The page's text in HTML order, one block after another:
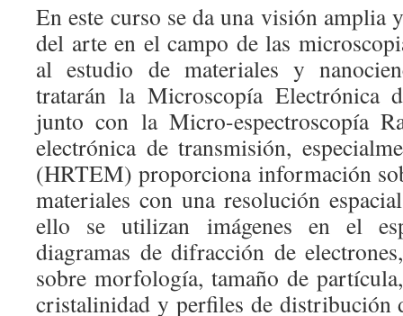
En este curso se da una visión amplia
del arte en el campo de las
al estudio de materiales y
tratarán la Microscopía Electrónica
junto con la Micro-espectroscopía
electrónica de transmisión,
(HRTEM) proporciona información
materiales con una resolución
ello se utilizan imágenes en el
diagramas de difracción de
sobre morfología, tamaño de
cristalinidad y perfiles de distribución